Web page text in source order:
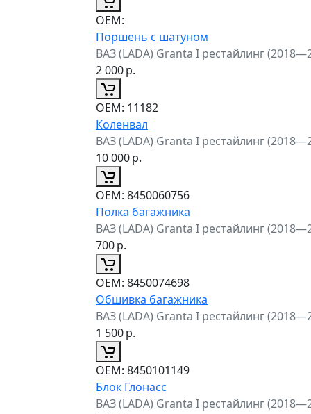
ОЕМ:
Поршень с шатуном
ВАЗ (LADA) Granta I рестайлинг
2 000р.
ОЕМ: 11182
Коленвал
ВАЗ (LADA) Granta I рестайлинг
10 000р.
ОЕМ: 8450060756
Полка багажника
ВАЗ (LADA) Granta I рестайлинг
700р.
ОЕМ: 8450074698
Обшивка багажника
ВАЗ (LADA) Granta I рестайлинг
1 500р.
ОЕМ: 8450101149
Блок Глонасс
ВАЗ (LADA) Granta I рестайлинг